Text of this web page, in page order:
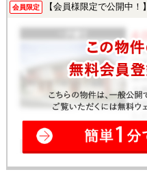
会員限定 【会員様限定で公開中！】